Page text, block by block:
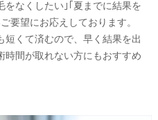
をなくしたい｣｢夏までに結果を
要望にお応えしております。
短くて済むので、早く結果を出
時間が取れない方にもおすすめ